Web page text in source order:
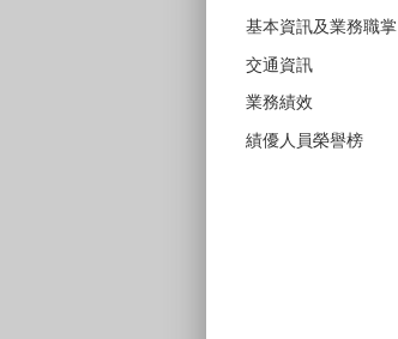
基本資訊及業務職掌
交通資訊
業務績效
績優人員榮譽榜